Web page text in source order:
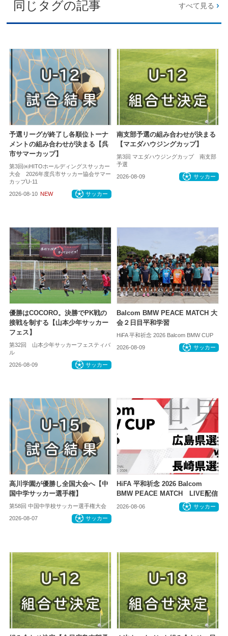
同じタグの記事 すべて見る
予選リーグが終了し各順位トーナ
メントの組み合わせが決まる【呉
市サマーカップ】
第3回㈱HITOホールディングスサッカー
大会 2026年度呉市サッカー協会サマー
カップU-11
2026-08-10 NEW サッカー
南支部予選の組み合わせが決まる
【マエダハウジングカップ】
第3回 マエダハウジングカップ 南支部
予選
2026-08-09 サッカー
優勝はCOCORO。決勝でPK戦の
接戦を制する【山本少年サッカー
フェス】
第32回 山本少年サッカーフェスティバ
ル
2026-08-09 サッカー
Balcom BMW PEACE MATCH 大
会２日目平和学習
HiFA 平和祈念 2026 Balcom BMW CUP
2026-08-09 サッカー
高川学園が優勝し全国大会へ【中
国中学サッカー選手権】
第58回 中国中学校サッカー選手権大会
2026-08-07 サッカー
HiFA 平和祈念 2026 Balcom
BMW PEACE MATCH LIVE配信
2026-08-06 サッカー